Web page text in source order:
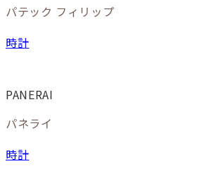
パテック フィリップ
時計
PANERAI
パネライ
時計